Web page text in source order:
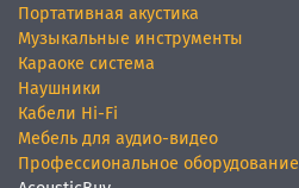
Портативная акустика
Музыкальные инструменты
Караоке система
Наушники
Кабели Hi-Fi
Мебель для аудио-видео
Профессиональное оборудование